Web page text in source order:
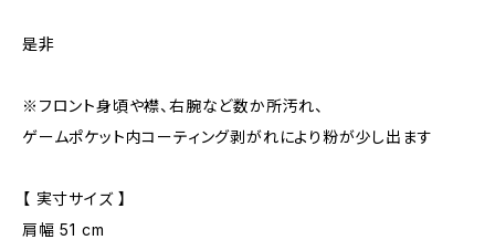
是非
※フロント身頃や襟、右腕など数か所汚れ、
ゲームポケット内コーティング剥がれにより粉が少し出ます
【 実寸サイズ 】
肩幅 51 cm